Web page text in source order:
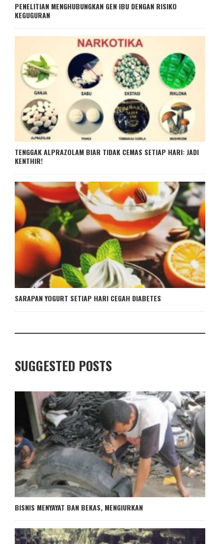
PENELITIAN MENGHUBUNGKAN GEN IBU DENGAN RISIKO
KEGUGURAN
TENGGAK ALPRAZOLAM BIAR TIDAK CEMAS SETIAP HARI: JADI
KENTHIR!
SARAPAN YOGURT SETIAP HARI CEGAH DIABETES
SUGGESTED POSTS
BISNIS MENYAYAT BAN BEKAS, MENGIURKAN